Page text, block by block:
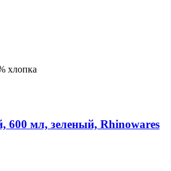
хлоп­ка
600 мл, зеленый, Rhinowares